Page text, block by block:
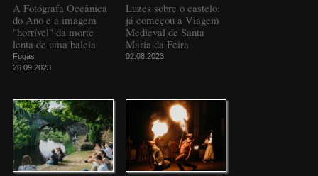
A Fotógrafa Oceânica
do Ano e a imagem
"horrível" da morte
lenta de uma baleia
Fugas
26.09.2023
Luzes sobre o castelo:
já começou a Viagem
Medieval de Santa
Maria da Feira
02.08.2023